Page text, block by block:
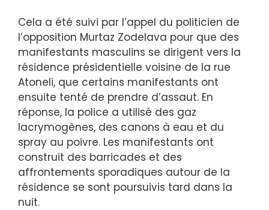
Cela a été suivi par l’appel du politicien de
l’opposition Murtaz Zodelava pour que des
manifestants masculins se dirigent vers la
résidence présidentielle voisine de la rue
Atoneli, que certains manifestants ont
ensuite tenté de prendre d’assaut. En
réponse, la police a utilisé des gaz
lacrymogènes, des canons à eau et du
spray au poivre. Les manifestants ont
construit des barricades et des
affrontements sporadiques autour de la
résidence se sont poursuivis tard dans la
nuit.